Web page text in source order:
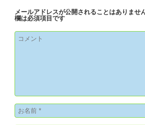
メールアドレスが公開されることはありません
欄は必須項目です